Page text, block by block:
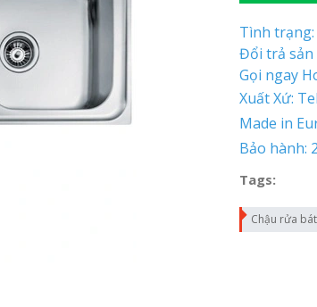
Tình
Đổi trả sản
Gọi ngay
Xuất Xứ:
Made in
Bảo hành:
Tags:
Chậu rửa bát